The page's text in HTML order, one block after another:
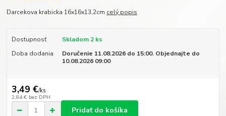
Darcekova krabicka 16x16x13,2cm celý popis
Dostupnosť
Skladom 2 ks
Doba dodania
Doručenie 11.08.2026 do 15:00. Objednajte do
10.08.2026 09:00
3,49 €/ks
2,84 € bez DPH
Pridať do košíka